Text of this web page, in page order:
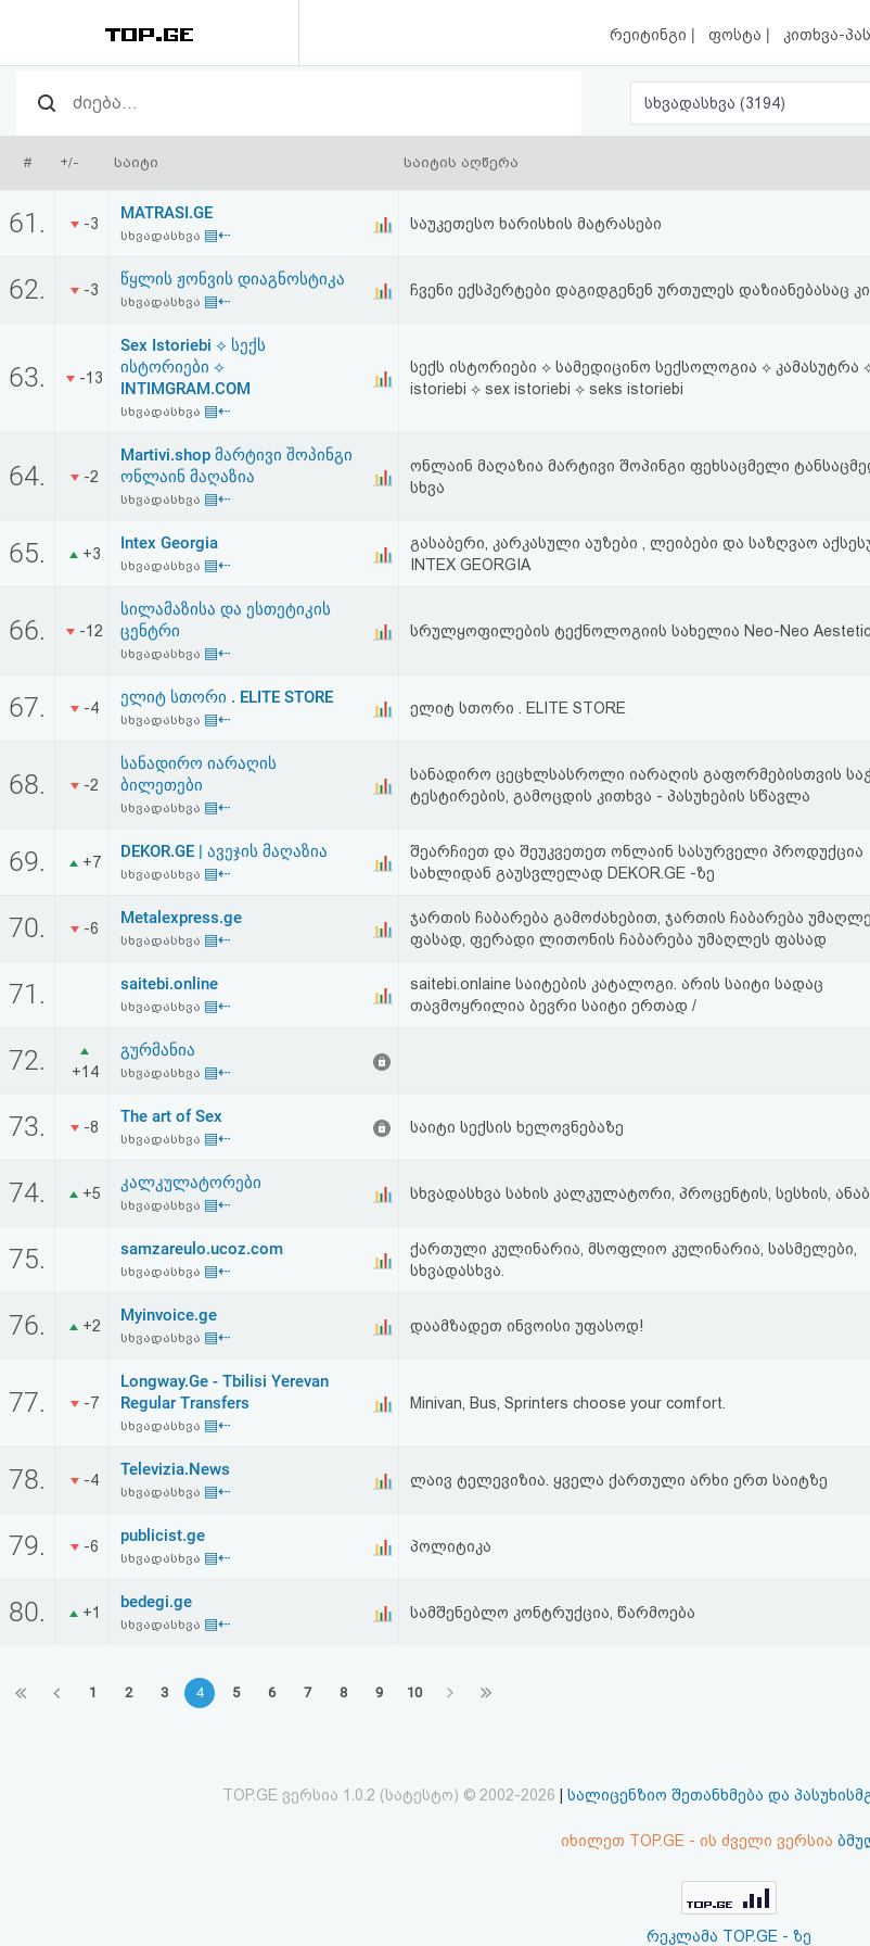
რეიტინგი | ფოსტა | კითხვა-
რეიტინგი
(მთავარი)
ფოსტა
პასუხი
ავტორიზაცია
რეგისტრაცია
პაროლის
HTML
სალიცენზიო
შეთანხმება
პასუხისმგებლობის
სხვადასხვა (3194)
# +/- საიტი საიტის აღწერა
61. -3
MATRASI.GE
სხვადასხვა ▤⇠
საუკეთესო ხარისხის მატრასები
62. -3
წყლის ჟონვის დიაგნოსტიკა
სხვადასხვა ▤⇠
ჩვენი ექსპერტები დაგიდგენენ ურთულეს დაზიანებასაც კი
63. -13
Sex Istoriebi ⟡ სექს
ისტორიები ⟡
INTIMGRAM.COM
სხვადასხვა ▤⇠
სექს ისტორიები ⟡ სამედიცინო სექსოლოგია ⟡ კამასუტრა
istoriebi ⟡ sex istoriebi ⟡ seks istoriebi
64. -2
Martivi.shop მარტივი შოპინგი
ონლაინ მაღაზია
სხვადასხვა ▤⇠
ონლაინ მაღაზია მარტივი შოპინგი ფეხსაცმელი
სხვა
65. +3
Intex Georgia
სხვადასხვა ▤⇠
გასაბერი, კარკასული აუზები , ლეიბები და საზღვაო
INTEX GEORGIA
66. -12
სილამაზისა და ესთეტიკის
ცენტრი
სხვადასხვა ▤⇠
სრულყოფილების ტექნოლოგიის სახელია Neo-Neo Aestetic
67. -4
ელიტ სთორი . ELITE STORE
სხვადასხვა ▤⇠
ელიტ სთორი . ELITE STORE
68. -2
სანადირო იარაღის
ბილეთები
სხვადასხვა ▤⇠
სანადირო ცეცხლსასროლი იარაღის გაფორმებისთვის
ტესტირების, გამოცდის კითხვა - პასუხების სწავლა
69. +7
DEKOR.GE | ავეჯის მაღაზია
სხვადასხვა ▤⇠
შეარჩიეთ და შეუკვეთეთ ონლაინ სასურველი პროდუქცია
სახლიდან გაუსვლელად DEKOR.GE -ზე
70. -6
Metalexpress.ge
სხვადასხვა ▤⇠
ჯართის ჩაბარება გამოძახებით, ჯართის ჩაბარება
ფასად, ფერადი ლითონის ჩაბარება უმაღლეს ფასად
71. saitebi.online
სხვადასხვა ▤⇠
saitebi.onlaine საიტების კატალოგი. არის საიტი სადაც
თავმოყრილია ბევრი საიტი ერთად /
72. +14
გურმანია
სხვადასხვა ▤⇠
73. -8
The art of Sex
სხვადასხვა ▤⇠
საიტი სექსის ხელოვნებაზე
74. +5
კალკულატორები
სხვადასხვა ▤⇠
სხვადასხვა სახის კალკულატორი, პროცენტის, სესხის,
75. samzareulo.ucoz.com
სხვადასხვა ▤⇠
ქართული კულინარია, მსოფლიო კულინარია, სასმელები,
სხვადასხვა.
76. +2
Myinvoice.ge
სხვადასხვა ▤⇠
დაამზადეთ ინვოისი უფასოდ!
77. -7
Longway.Ge - Tbilisi Yerevan
Regular Transfers
სხვადასხვა ▤⇠
Minivan, Bus, Sprinters choose your comfort.
78. -4
Televizia.News
სხვადასხვა ▤⇠
ლაივ ტელევიზია. ყველა ქართული არხი ერთ საიტზე
79. -6
publicist.ge
სხვადასხვა ▤⇠
პოლიტიკა
80. +1
bedegi.ge
სხვადასხვა ▤⇠
სამშენებლო კონტრუქცია, წარმოება
1 2 3 4 5 6 7 8 9 10
TOP.GE ვერსია 1.0.2 (სატესტო) © 2002-2026 სალიცენზიო შეთანხმება და
იხილეთ TOP.GE - ის ძველი ვერსია
რეკლამა TOP.GE - ზე